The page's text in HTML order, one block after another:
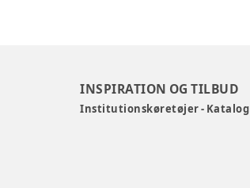
INSPIRATION OG TILBUD
Institutionskøretøjer - Katalog